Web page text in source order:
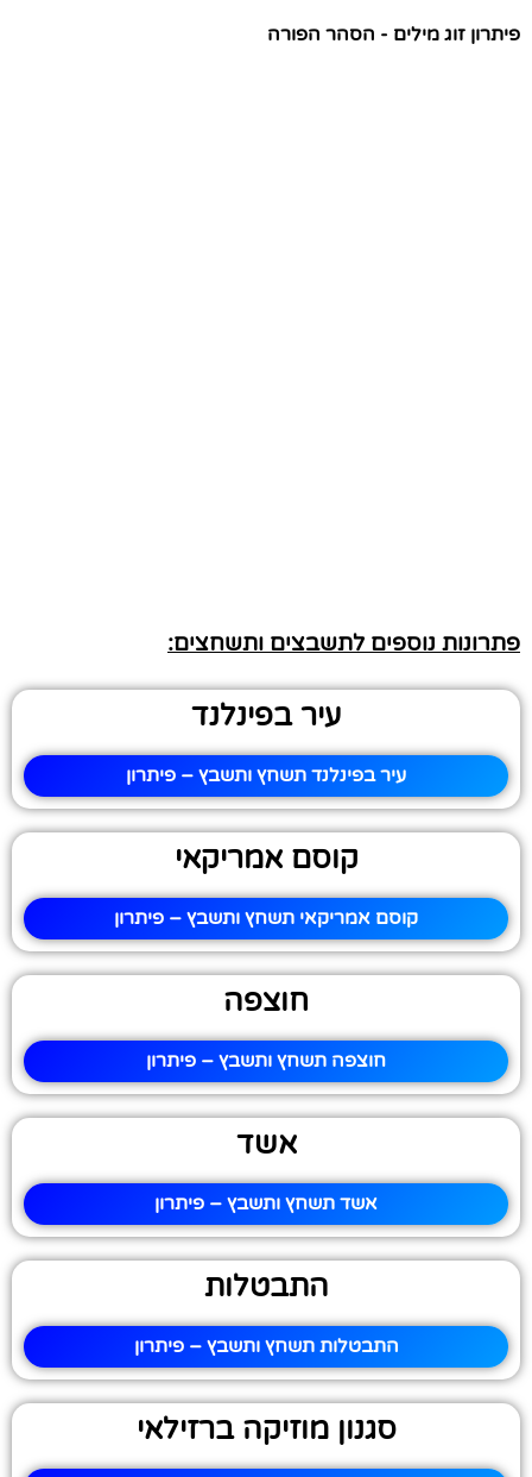
פיתרון זוג מילים - הסהר הפורה
פתרונות נוספים לתשבצים ותשחצים:
עיר בפינלנד
עיר בפינלנד תשחץ ותשבץ – פיתרון
קוסם אמריקאי
קוסם אמריקאי תשחץ ותשבץ – פיתרון
חוצפה
חוצפה תשחץ ותשבץ – פיתרון
אשד
אשד תשחץ ותשבץ – פיתרון
התבטלות
התבטלות תשחץ ותשבץ – פיתרון
סגנון מוזיקה ברזילאי